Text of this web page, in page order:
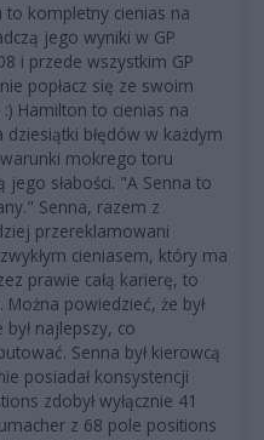
to kompletny cienias na
jego wyniki w GP
i przede wszystkim GP
popłacz się ze swoim
Hamilton to cienias na
błędów w każdym
mokrego toru
słabości. "A Senna to
Senna, razem z
przereklamowani
cieniasem, który ma
prawie całą karierę, to
Można powiedzieć, że był
najlepszy, co
Senna był kierowcą
posiadał konsystencji
zdobył wyłącznie 41
z 68 pole positions